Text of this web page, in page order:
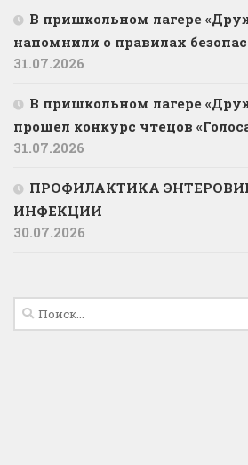
В пришкольном лагере
напомнили о правилах
31.07.2026
В пришкольном лагере
прошел конкурс чтецов
31.07.2026
ПРОФИЛАКТИКА
ИНФЕКЦИИ
30.07.2026
Найти: